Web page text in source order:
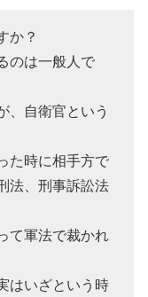
か？
のは一般人で
、自衛官という
た時に相手方で
法、刑事訴訟法
て軍法で裁かれ
はいざという時